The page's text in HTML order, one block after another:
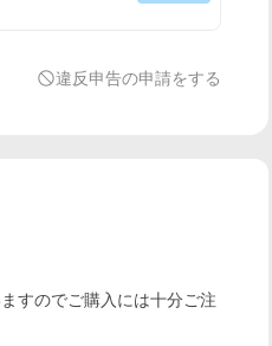
違反申告の申請をする
すのでご購入には十分ご注